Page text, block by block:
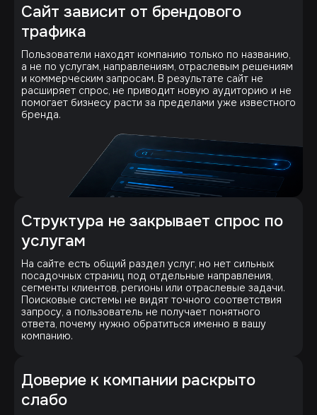
Сайт зависит от брендового
трафика
Пользователи находят компанию только по названию,
а не по услугам, направлениям, отраслевым решениям
и коммерческим запросам. В результате сайт не
расширяет спрос, не приводит новую аудиторию и не
помогает бизнесу расти за пределами уже известного
бренда.
Структура не закрывает спрос по
услугам
На сайте есть общий раздел услуг, но нет сильных
посадочных страниц под отдельные направления,
сегменты клиентов, регионы или отраслевые задачи.
Поисковые системы не видят точного соответствия
запросу, а пользователь не получает понятного
ответа, почему нужно обратиться именно в вашу
компанию.
Доверие к компании раскрыто
слабо